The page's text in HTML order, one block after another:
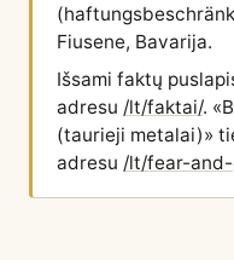
Fiusene, Bavarija.
Išsami faktų
adresu /lt/faktai/.
(taurieji metalai)»
adresu /lt/fear-